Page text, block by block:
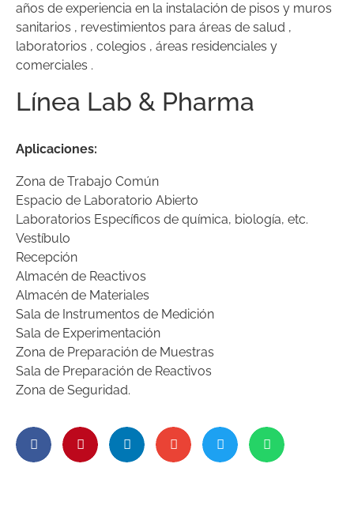
años de experiencia en la instalación de pisos y muros
sanitarios , revestimientos para áreas de salud ,
laboratorios , colegios , áreas residenciales y
comerciales .
Línea Lab & Pharma
Aplicaciones:
Zona de Trabajo Común
Espacio de Laboratorio Abierto
Laboratorios Específicos de química, biología, etc.
Vestíbulo
Recepción
Almacén de Reactivos
Almacén de Materiales
Sala de Instrumentos de Medición
Sala de Experimentación
Zona de Preparación de Muestras
Sala de Preparación de Reactivos
Zona de Seguridad.